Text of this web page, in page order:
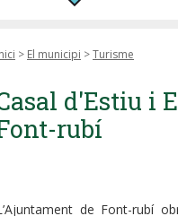
> El municipi >Turisme
d'Estiu i
rubí
de Font-rubí